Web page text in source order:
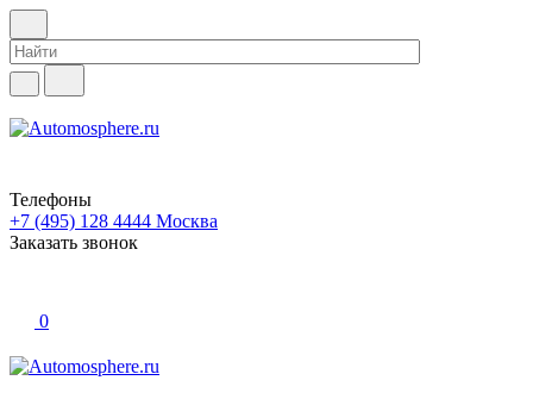
Телефоны
+7 (495) 128 4444 Москва
Заказать звонок
0